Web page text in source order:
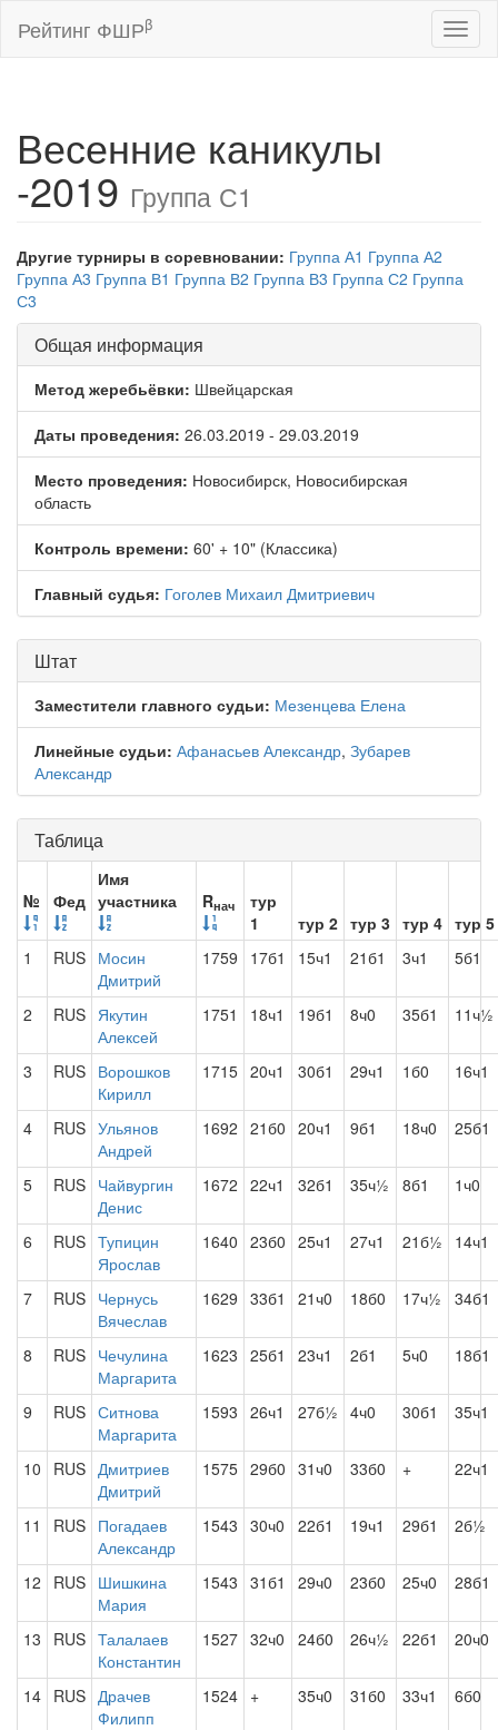
Рейтинг ФШРβ
Весенние каникулы
-2019 Группа С1
Другие турниры в соревновании: Группа А1 Группа А2
Группа А3 Группа В1 Группа В2 Группа В3 Группа С2 Группа
С3
Общая информация
Метод жеребьёвки: Швейцарская
Даты проведения: 26.03.2019 - 29.03.2019
Место проведения: Новосибирск, Новосибирская
область
Контроль времени: 60' + 10" (Классика)
Главный судья: Гоголев Михаил Дмитриевич
Штат
Заместители главного судьи: Мезенцева Елена
Линейные судьи: Афанасьев Александр, Зубарев
Александр
Таблица
№ Фед
Имя
участника
Rнач
тур
1
тур 2 тур 3 тур 4 тур 5
1
RUS Мосин
Дмитрий
1759 17б1 15ч1 21б1 3ч1 5б1
2 RUS Якутин
Алексей
1751 18ч1 19б1 8ч0 35б1 11ч½
3 RUS Ворошков
Кирилл
1715 20ч1 30б1 29ч1 1б0 16ч1
4 RUS Ульянов
Андрей
1692 21б0 20ч1 9б1 18ч0 25б1
5 RUS Чайвургин
Денис
1672 22ч1 32б1 35ч½ 8б1 1ч0
6 RUS Тупицин
Ярослав
1640 23б0 25ч1 27ч1 21б½ 14ч1
7 RUS Чернусь
Вячеслав
1629 33б1 21ч0 18б0 17ч½ 34б1
8 RUS Чечулина
Маргарита
1623 25б1 23ч1 2б1 5ч0 18б1
9 RUS Ситнова
Маргарита
1593 26ч1 27б½ 4ч0 30б1 35ч1
10 RUS Дмитриев
Дмитрий
1575 29б0 31ч0 33б0 + 22ч1
11 RUS Погадаев
Александр
1543 30ч0 22б1 19ч1 29б1 2б½
12 RUS Шишкина
Мария
1543 31б1 29ч0 23б0 25ч0 28б1
13 RUS Талалаев
Константин
1527 32ч0 24б0 26ч½ 22б1 20ч0
14 RUS Драчев
Филипп
1524 + 35ч0 31б0 33ч1 6б0